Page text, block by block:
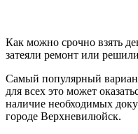
Как можно срочно взять
затеяли ремонт или
Самый популярный
для всех это может
наличие необходимых
городе Верхневилюйск.